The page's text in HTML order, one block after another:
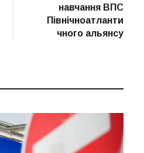
навчання ВПС
Північноатланти
чного альянсу